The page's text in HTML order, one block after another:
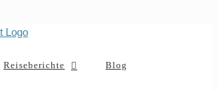
Reiseberichte Blog